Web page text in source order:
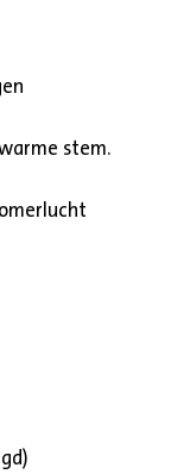
stem.